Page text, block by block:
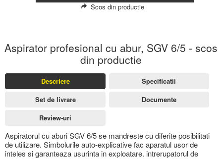
Scos din productie
Aspirator profesional cu abur, SGV 6/5 - scos
din productie
Descriere
Aspiratorul cu aburi SGV 6/5 se mandreste cu diferite posibilitati
de utilizare. Simbolurile auto-explicative fac aparatul usor de
inteles si garanteaza usurinta in exploatare. intrerupatorul de
Specificatii
Set de livrare
Documente
Review-uri